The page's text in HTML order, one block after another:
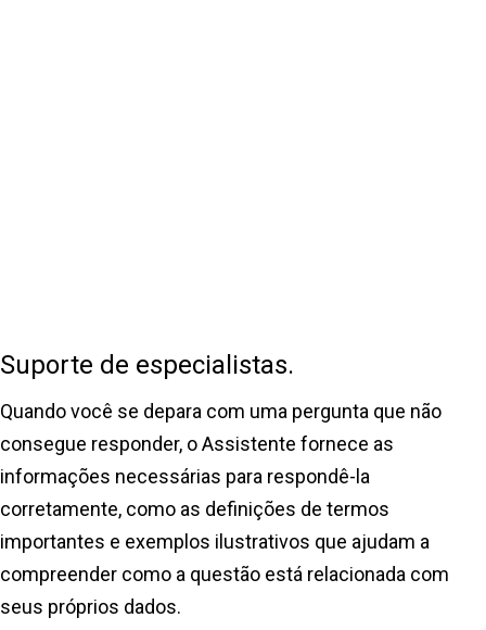
Suporte de especialistas.
Quando você se depara com uma pergunta que não
consegue responder, o Assistente fornece as
informações necessárias para respondê-la
corretamente, como as definições de termos
importantes e exemplos ilustrativos que ajudam a
compreender como a questão está relacionada com
seus próprios dados.